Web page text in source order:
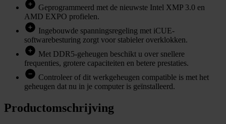
Geprogrammeerd met de nieuwste Intel XMP 3.0 en
AMD EXPO profielen.
Ingebouwde spanningsregeling met iCUE-
softwarebesturing zorgt voor stabieler overklokken.
Met DDR5-geheugen beschikt u over snellere
frequenties, grotere capaciteiten en betere prestaties.
Controleer of dit werkgeheugen compatible is met het
geheugen dat nu in je computer is geïnstalleerd.
Productomschrijving